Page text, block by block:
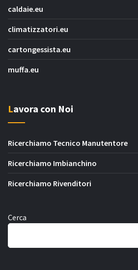
caldaie.eu
climatizzatori.eu
cartongessista.eu
muffa.eu
Lavora con Noi
Ricerchiamo Tecnico Manutentore
Ricerchiamo Imbianchino
Ricerchiamo Rivenditori
Cerca